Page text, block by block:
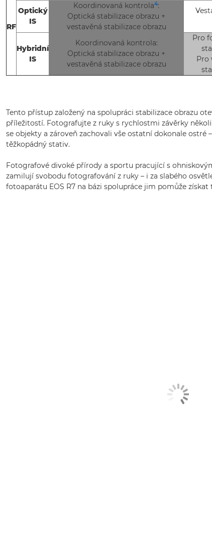
RF
Optický
IS
Koordinovaná kontrola4:
Optická stabilizace obrazu +
vestavěná stabilizace obrazu
Hybridní
IS
Koordinovaná kontrola:
Optická stabilizace obrazu +
vestavěná stabilizace obrazu
Pro
Pro
Tento přístup založený na spolupráci stabilizace obrazu
příležitostí. Fotografujte z ruky s rychlostmi závěrky
se objekty a zároveň zachovali vše ostatní dokonale ostré
těžkopádný stativ.
Fotografové divoké přírody a sportu pracující s
zamilují svobodu fotografování z ruky – i za slabého
fotoaparátu EOS R7 na bázi spolupráce jim pomůže